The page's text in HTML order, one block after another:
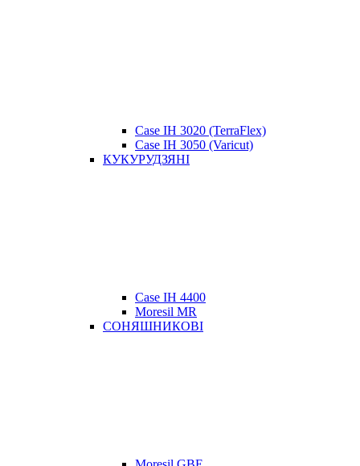
Case IH 3020 (TerraFlex)
Case IH 3050 (Varicut)
КУКУРУДЗЯНІ
Case IH 4400
Moresil MR
СОНЯШНИКОВІ